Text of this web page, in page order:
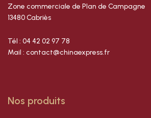
Zone commerciale de Plan de Campagne
13480 Cabriès
Tél : 04 42 02 97 78
Mail : contact@chinaexpress.fr
Nos produits